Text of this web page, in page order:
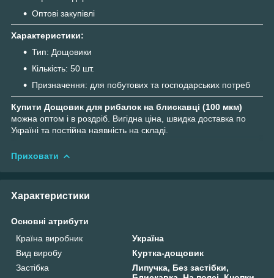
Оптові закупівлі
Характеристики:
Тип: Дощовики
Кількість: 50 шт.
Призначення: для побутових та господарських потреб
Купити Дощовик для рибалок на блискавці (100 мкм)
можна оптом і в роздріб. Вигідна ціна, швидка доставка по
Україні та постійна наявність на складі.
Приховати
Характеристики
Основні атрибути
Країна виробник
Україна
Вид виробу
Куртка-дощовик
Застібка
Липучка, Без застібки,